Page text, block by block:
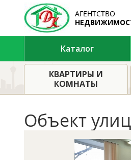
АГЕНТСТВО
Каталог
Предложения
КВАРТИРЫ И
КОМНАТЫ
Объект